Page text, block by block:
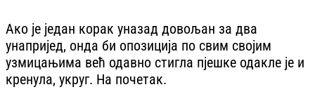
Ако је један корак уназад довољан за два
унапријед, онда би опозиција по свим својим
узмицањима већ одавно стигла пјешке одакле је и
кренула, укруг. На почетак.